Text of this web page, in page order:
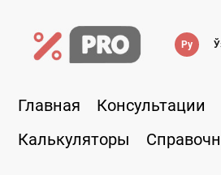
Ру
Главная Консультации
Калькуляторы